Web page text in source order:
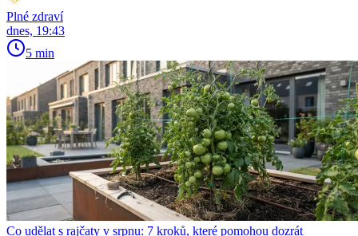
Plné zdraví
dnes, 19:43
5 min
Co udělat s rajčaty v srpnu: 7 kroků, které pomohou dozrát